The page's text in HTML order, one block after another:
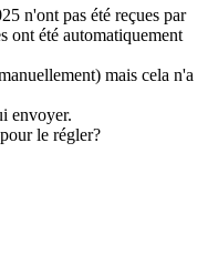
n'ont pas été reçues par
ont été automatiquement
mais cela n'a
envoyer.
le régler?